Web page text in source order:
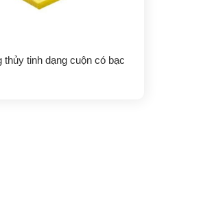
thủy tinh dạng cuộn có bạc